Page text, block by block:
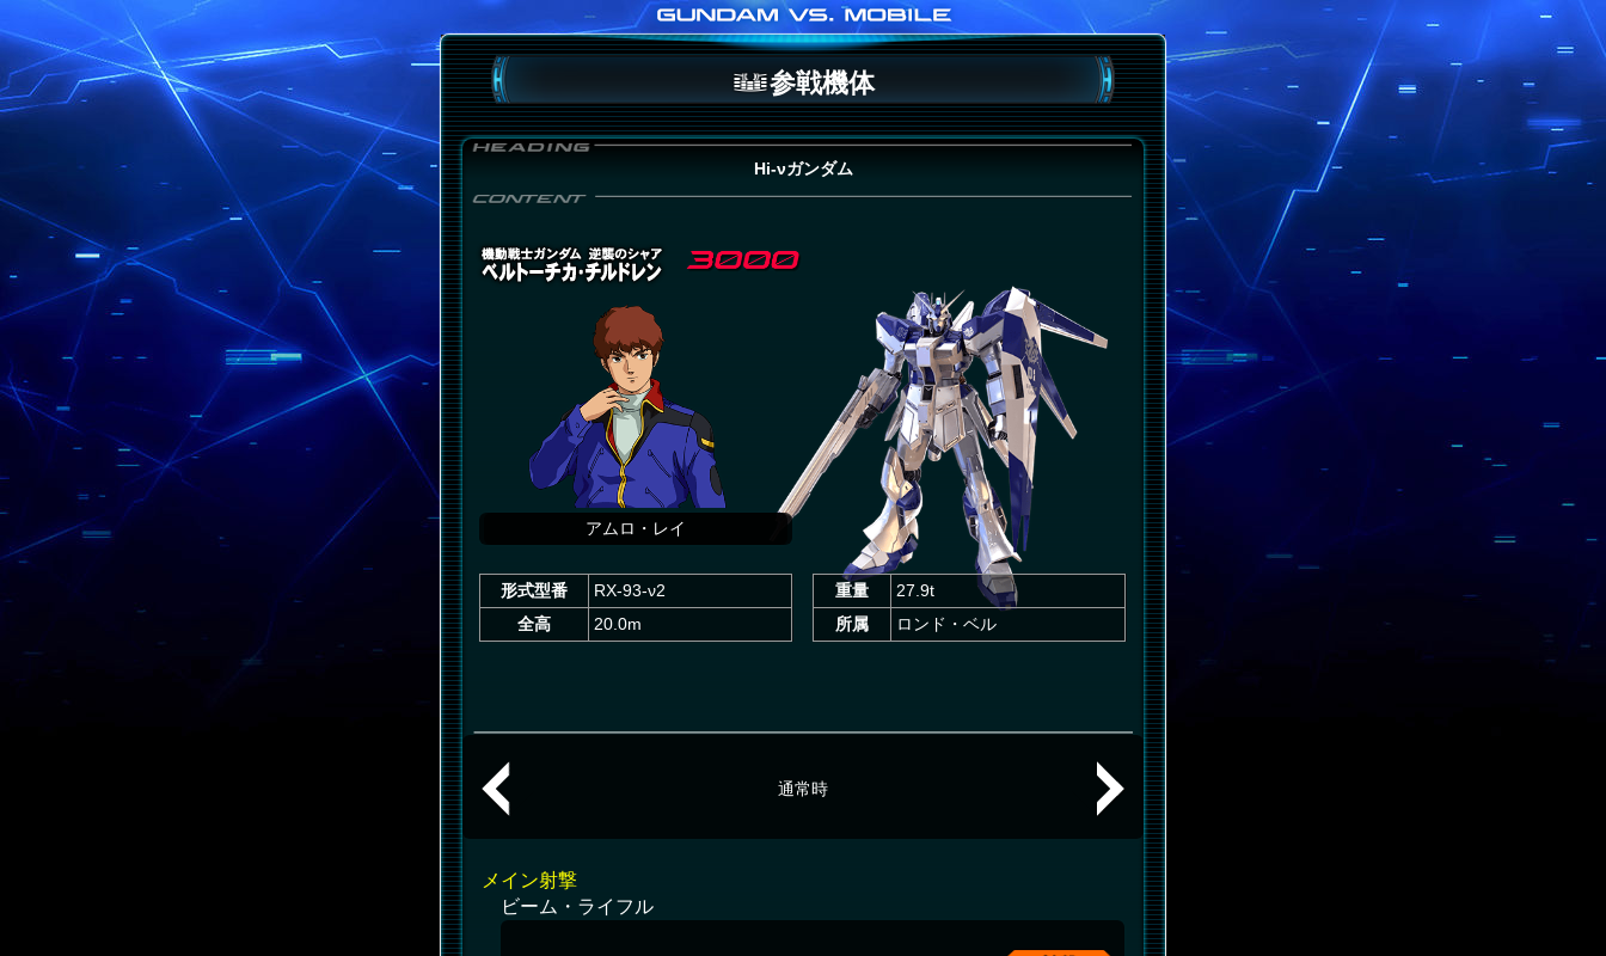
参戦機体
Hi-νガンダム
アムロ・レイ
形式型番
RX-93-ν2
全高
20.0m
重量
27.9t
所属
ロンド・ベル
通常時
メイン射撃
ビーム・ライフル